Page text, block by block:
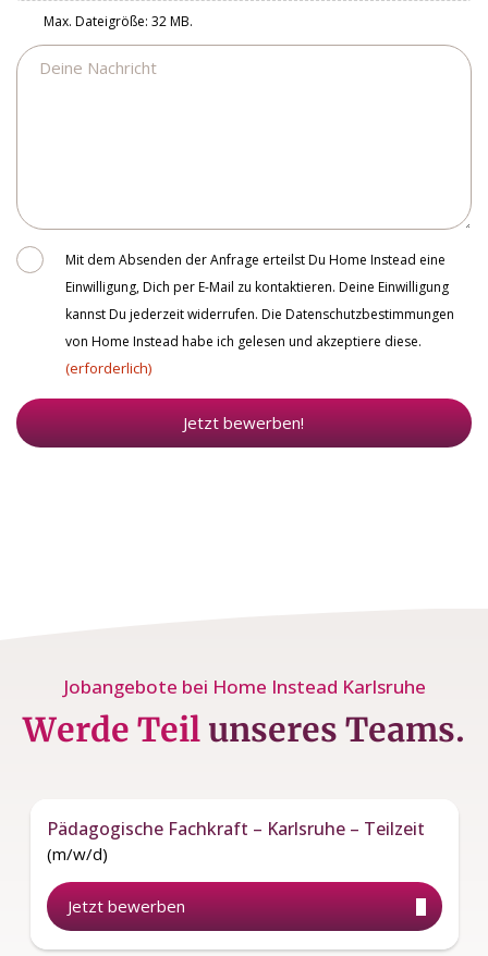
Max. Dateigröße: 32 MB.
Nachricht
ConsentMit dem Absenden der Anfrage erteilst Du Home Instead eine
Einwilligung, Dich per E-Mail zu kontaktieren. Deine Einwilligung
kannst Du jederzeit widerrufen. Die Datenschutzbestimmungen
von Home Instead habe ich gelesen und akzeptiere diese.
(erforderlich)
Jetzt bewerben!
Jobangebote bei Home Instead Karlsruhe
Werde Teil unseres Teams.
Pädagogische Fachkraft – Karlsruhe – Teilzeit
(m/w/d)
Jetzt bewerben